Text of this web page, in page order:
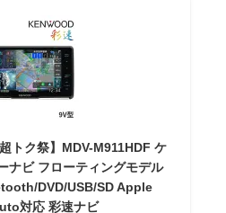
トク祭】MDV-M911HDF ケ
ナビ フローティングモデル
DVD/USB/SD Apple
対応 彩速ナビ